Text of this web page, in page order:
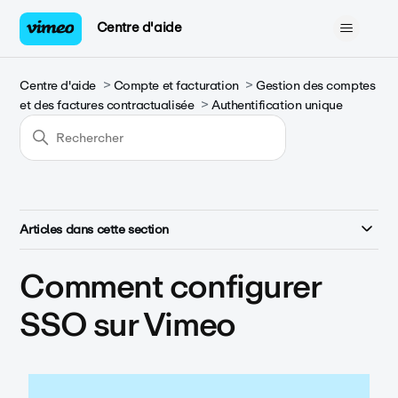
Centre d'aide
Centre d'aide Compte et facturation
Gestion des comptes
et des factures contractualisée
Authentification unique
Articles dans cette section
Comment configurer
SSO sur Vimeo